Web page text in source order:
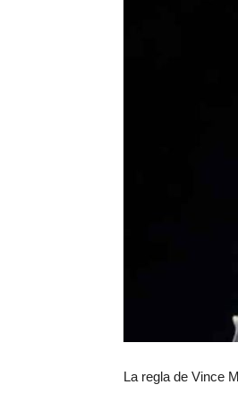
La regla de Vince